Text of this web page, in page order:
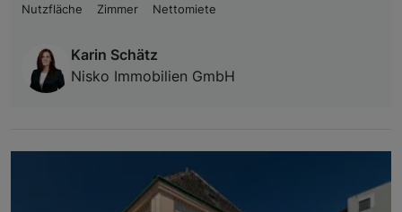
Nutzfläche
Zimmer Nettomiete
Karin Schätz
Nisko Immobilien GmbH